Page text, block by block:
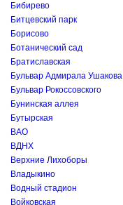
Бибирево
Битцевский парк
Борисово
Ботанический сад
Братиславская
Бульвар Адмирала Ушакова
Бульвар Рокоссовского
Бунинская аллея
Бутырская
ВАО
ВДНХ
Верхние Лихоборы
Владыкино
Водный стадион
Войковская